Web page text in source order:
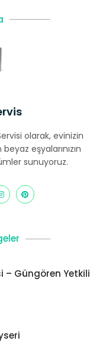
olarak, evinizin
eşyalarınızın
sunuyoruz.
– Güngören Yetkili